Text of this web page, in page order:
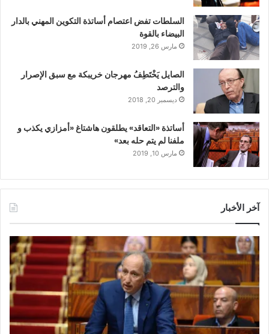
السلطات تفض اعتصام أساتذة التكوين المهني بالدار
البيضاء بالقوة
مارس 26, 2019
الصايل يَخْتَطِفُ مهرجان خريبكة مع سبق الإصرار
والترصد
ديسمبر 20, 2018
أساتذة «التعاقد» يطلقون هاشتاغ «أمزازي يكذب و
ملفنا لم يتم حله بعد»
مارس 10, 2019
آخر الأخبار